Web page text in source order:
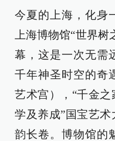
今夏的上海，化身
上海博物馆“世界
幕，这是一次无需
千年神圣时空的奇
艺术宫），“千金
学及养成”国宝艺
韵长卷。博物馆的